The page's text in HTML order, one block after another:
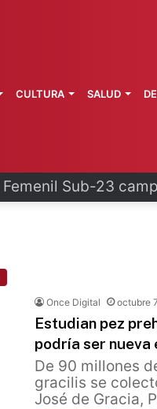
posible
CULTURA SALUD
Once Digital octubre
Estudian pez
podría ser nueva
De 90 millones
gracilis se
José de Gracia,